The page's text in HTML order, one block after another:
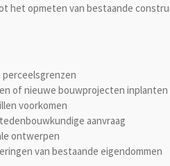
het opmeten van bestaande
perceelsgrenzen
of nieuwe bouwprojecten inplanten
voorkomen
aanvraag
ontwerpen
van bestaande eigendommen